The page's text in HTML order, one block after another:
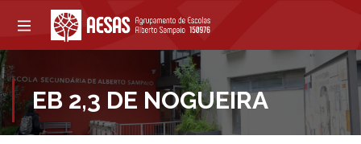
EB 2,3 DE NOGUEIRA